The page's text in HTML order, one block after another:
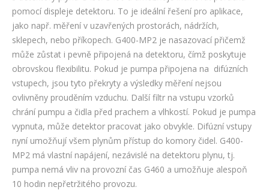
pomocí displeje detektoru. To je ideální řešení pro aplikace,
jako např. měření v uzavřených prostorách, nádržích,
sklepech, nebo příkopech. G400-MP2 je nasazovací přičemž
může zůstat i pevně připojená na detektoru, čímž poskytuje
obrovskou flexibilitu. Pokud je pumpa připojena na difúzních
vstupech, jsou tyto překryty a výsledky měření nejsou
ovlivněny prouděním vzduchu. Další filtr na vstupu vzorků
chrání pumpu a čidla před prachem a vlhkostí. Pokud je pumpa
vypnuta, může detektor pracovat jako obvykle. Difúzní vstupy
nyní umožňují všem plynům přístup do komory čidel. G400-
MP2 má vlastní napájení, nezávislé na detektoru plynu, tj.
pumpa nemá vliv na provozní čas G460 a umožňuje alespoň
10 hodin nepřetržitého provozu.